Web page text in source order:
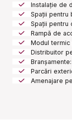
Instalație de
Spații pentru
Spații pentru
Rampă de
Modul termic
Distribuitor
Parcări
Amenajare